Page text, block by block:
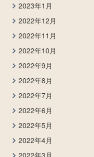
2023年1月
2022年12月
2022年11月
2022年10月
2022年9月
2022年8月
2022年7月
2022年6月
2022年5月
2022年4月